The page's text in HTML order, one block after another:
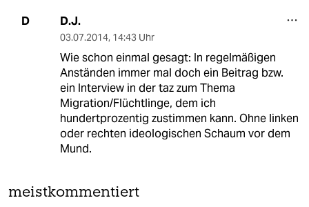
D D.J.
03.07.2014, 14:43 Uhr
Wie schon einmal gesagt: In regelmäßigen
Anständen immer mal doch ein Beitrag bzw.
ein Interview in der taz zum Thema
Migration/Flüchtlinge, dem ich
hundertprozentig zustimmen kann. Ohne linken
oder rechten ideologischen Schaum vor dem
Mund.
meistkommentiert